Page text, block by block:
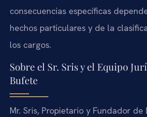
consecuencias específicas
hechos particulares y de la
los cargos.
Sobre el Sr. Sris y el Equipo
Bufete
Mr. Sris, Propietario y Fundador de